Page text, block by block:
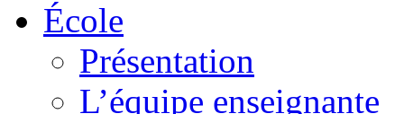
École
Présentation
L’équipe enseignante